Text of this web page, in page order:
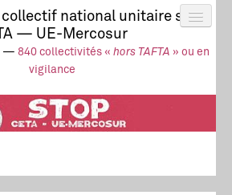
national unitaire stop
— UE-Mercosur
— 840 collectivités « hors TAFTA » ou en
vigilance
UE-Mercosur
!
TAFTA
CETA
Collectif